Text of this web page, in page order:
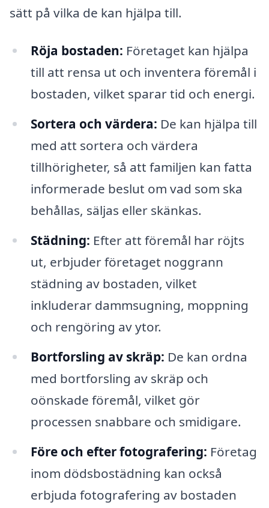
sätt på vilka de kan hjälpa till.
Röja bostaden: Företaget kan hjälpa
till att rensa ut och inventera föremål i
bostaden, vilket sparar tid och energi.
Sortera och värdera: De kan hjälpa till
med att sortera och värdera
tillhörigheter, så att familjen kan fatta
informerade beslut om vad som ska
behållas, säljas eller skänkas.
Städning: Efter att föremål har röjts
ut, erbjuder företaget noggrann
städning av bostaden, vilket
inkluderar dammsugning, moppning
och rengöring av ytor.
Bortforsling av skräp: De kan ordna
med bortforsling av skräp och
oönskade föremål, vilket gör
processen snabbare och smidigare.
Före och efter fotografering: Företag
inom dödsbostädning kan också
erbjuda fotografering av bostaden